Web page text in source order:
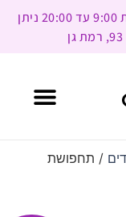
ניתן להגיע בתיאום מראש | בשעות הפעילות 9:00 עד 20:00 ניתן
/ תחפושת